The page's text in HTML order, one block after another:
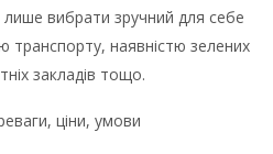
вибрати зручний для себе
транспорту, наявністю зелених
закладів тощо.
ціни, умови